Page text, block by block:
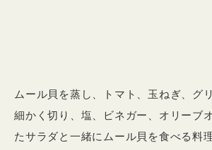
ムール貝を蒸し、トマト、玉ねぎ、グ
細かく切り、塩、ビネガー、オリーブ
たサラダと一緒にムール貝を食べる料理